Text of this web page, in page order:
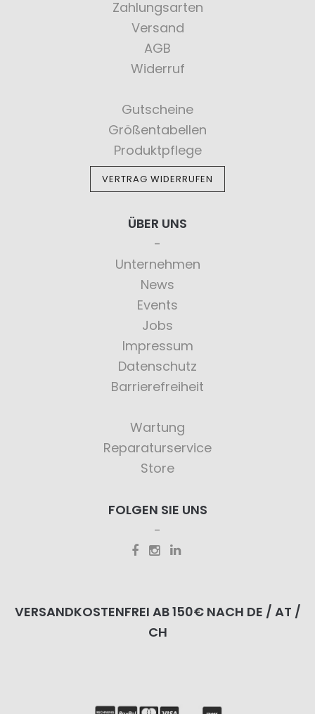
Zahlungsarten
Versand
AGB
Widerruf
Gutscheine
Größentabellen
Produktpflege
VERTRAG WIDERRUFEN
ÜBER UNS
Unternehmen
News
Events
Jobs
Impressum
Datenschutz
Barrierefreiheit
Wartung
Reparaturservice
Store
FOLGEN SIE UNS
VERSANDKOSTENFREI AB 150€ NACH DE / AT /
CH